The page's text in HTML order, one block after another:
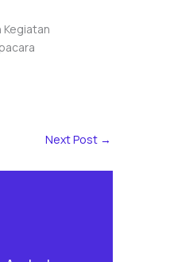
Kegiatan
Next Post →